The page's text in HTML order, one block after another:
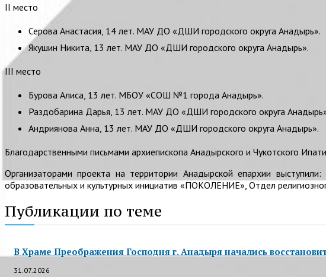
II место
Серова Анастасия, 14 лет. МАУ ДО «ДШИ городского округа Анадырь».
Якушин Никита, 13 лет. МАУ ДО «ДШИ городского округа Анадырь».
III место
Бурова Алиса, 13 лет. МБОУ «СОШ №1 города Анадырь».
Раздобарина Дарья, 13 лет. МАУ ДО «ДШИ городского округа
Андриянова Анна, 13 лет. МАУ ДО «ДШИ городского округа Анадырь».
Благодарственными письмами архиепископа Анадырского и Чукотского
Организаторами проекта на территории Анадырской епархии
образовательных и культурных инициатив «ПОКОЛЕНИЕ», Отдел
Публикации по теме
В Храме Преображения Господня г. Анадыря начались
31.07.2026